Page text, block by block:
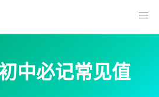
中必记常见值